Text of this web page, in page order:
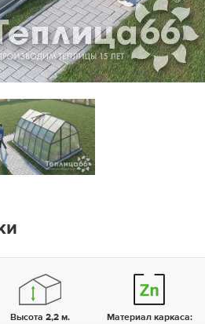
Высота 2,2 м.
Материал каркаса: